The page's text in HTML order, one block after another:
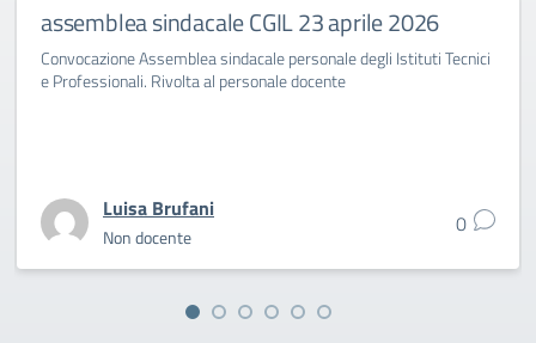
assemblea sindacale CGIL 23 aprile 2026
Convocazione Assemblea sindacale personale degli Istituti Tecnici
e Professionali. Rivolta al personale docente
Luisa Brufani
Non docente 0